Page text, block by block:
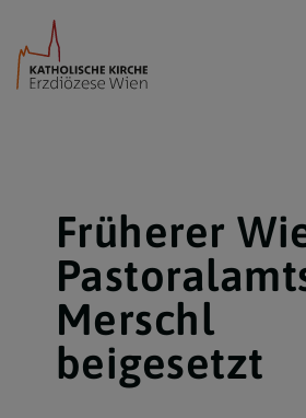
Früherer
Merschl
beigesetzt